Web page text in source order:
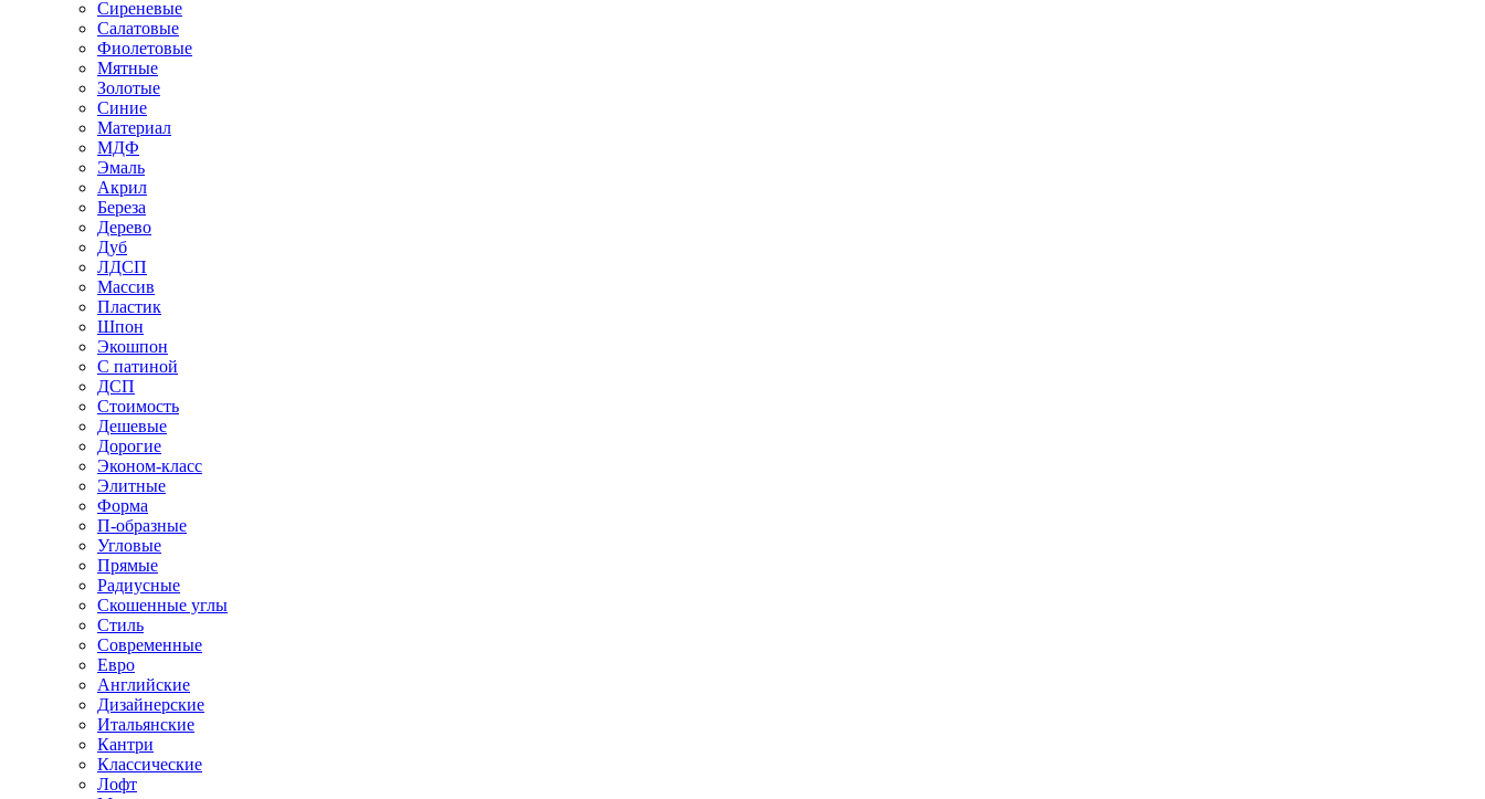
Сиреневые
Салатовые
Фиолетовые
Мятные
Золотые
Синие
Материал
МДФ
Эмаль
Акрил
Береза
Дерево
Дуб
ЛДСП
Массив
Пластик
Шпон
Экошпон
С патиной
ДСП
Стоимость
Дешевые
Дорогие
Эконом-класс
Элитные
Форма
П-образные
Угловые
Прямые
Радиусные
Скошенные углы
Стиль
Современные
Евро
Английские
Дизайнерские
Итальянские
Кантри
Классические
Лофт